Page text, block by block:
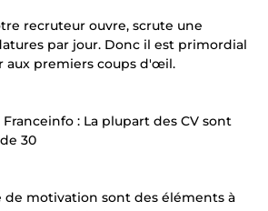
recruteur ouvre, scrute une
par jour. Donc il est primordial
aux premiers coups d'œil.
: La plupart des CV sont
30
de motivation sont des éléments à